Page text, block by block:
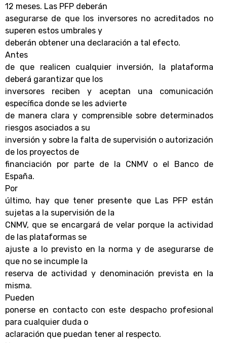
12 meses. Las PFP deberán
asegurarse de que los inversores no acreditados no
superen estos umbrales y
deberán obtener una declaración a tal efecto.
Antes
de que realicen cualquier inversión, la plataforma
deberá garantizar que los
inversores reciben y aceptan una comunicación
específica donde se les advierte
de manera clara y comprensible sobre determinados
riesgos asociados a su
inversión y sobre la falta de supervisión o autorización
de los proyectos de
financiación por parte de la CNMV o el Banco de
España.
Por
último, hay que tener presente que Las PFP están
sujetas a la supervisión de la
CNMV, que se encargará de velar porque la actividad
de las plataformas se
ajuste a lo previsto en la norma y de asegurarse de
que no se incumple la
reserva de actividad y denominación prevista en la
misma.
Pueden
ponerse en contacto con este despacho profesional
para cualquier duda o
aclaración que puedan tener al respecto.